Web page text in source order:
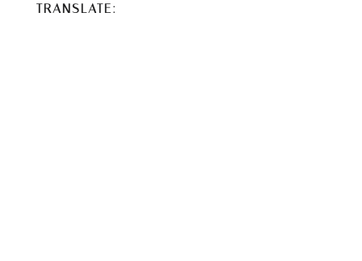
TRANSLATE: